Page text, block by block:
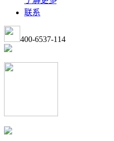
联系
400-6537-114